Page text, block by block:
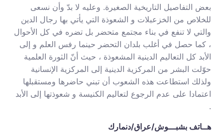
بعض التفاصيل التاريخية الصغيرة. وعليه لا بدّ وأن نسعى
للخلاص من الخزعبلات و الشعوذة التي يأتي بها رجال الدين
والتي لا تنفع في بناء مجتمع متحضر بل تضره في كل الأحوال
، كما حصل في أغلب بلدان التحضر حينما رفس العلم و إلى
الأبد كل التعاليم الدينية المشعوذة ، حيث أنّ الثورة العلمية
حوّلت البشر من المركزية الدينية إلى المركزية الإنسانية
ولذلك استطاعت هذه الشعوب أن تبني حاضرها ومستقبلها
اعتمادا على عدم الرجوع لتعاليم الكنيسة و شعوذتها إلى الأبد
.
هــاتف بشبـــوش/عراق/دنمارك